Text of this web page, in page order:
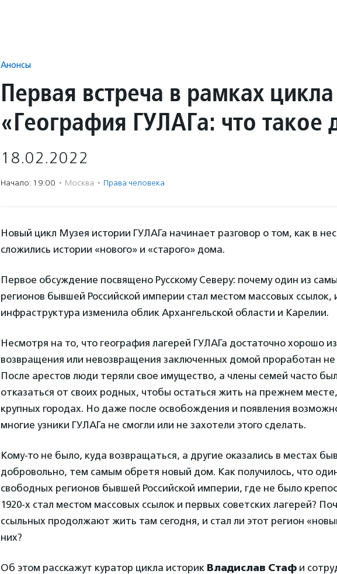
Анонсы
Первая встреча в рамках цикла
«География ГУЛАГа: что такое
18.02.2022
Начало: 19:00 · Москва · Права человека
Новый цикл Музея истории ГУЛАГа начинает разговор о том, как в
сложились истории «нового» и «старого» дома.
Первое обсуждение посвящено Русскому Северу: почему один из
регионов бывшей Российской империи стал местом массовых ссылок,
инфраструктура изменила облик Архангельской области и Карелии.
Несмотря на то, что география лагерей ГУЛАГа достаточно хорошо
возвращения или невозвращения заключенных домой проработан
После арестов люди теряли свое имущество, а члены семей часто
отказаться от своих родных, чтобы остаться жить на прежнем
крупных городах. Но даже после освобождения и появления
многие узники ГУЛАГа не смогли или не захотели этого сделать.
Кому-то не было, куда возвращаться, а другие оказались в местах
добровольно, тем самым обретя новый дом. Как получилось, что
свободных регионов бывшей Российской империи, где не было
1920-х стал местом массовых ссылок и первых советских лагерей?
ссыльных продолжают жить там сегодня, и стал ли этот регион
них?
Об этом расскажут куратор цикла историк Владислав Стаф и